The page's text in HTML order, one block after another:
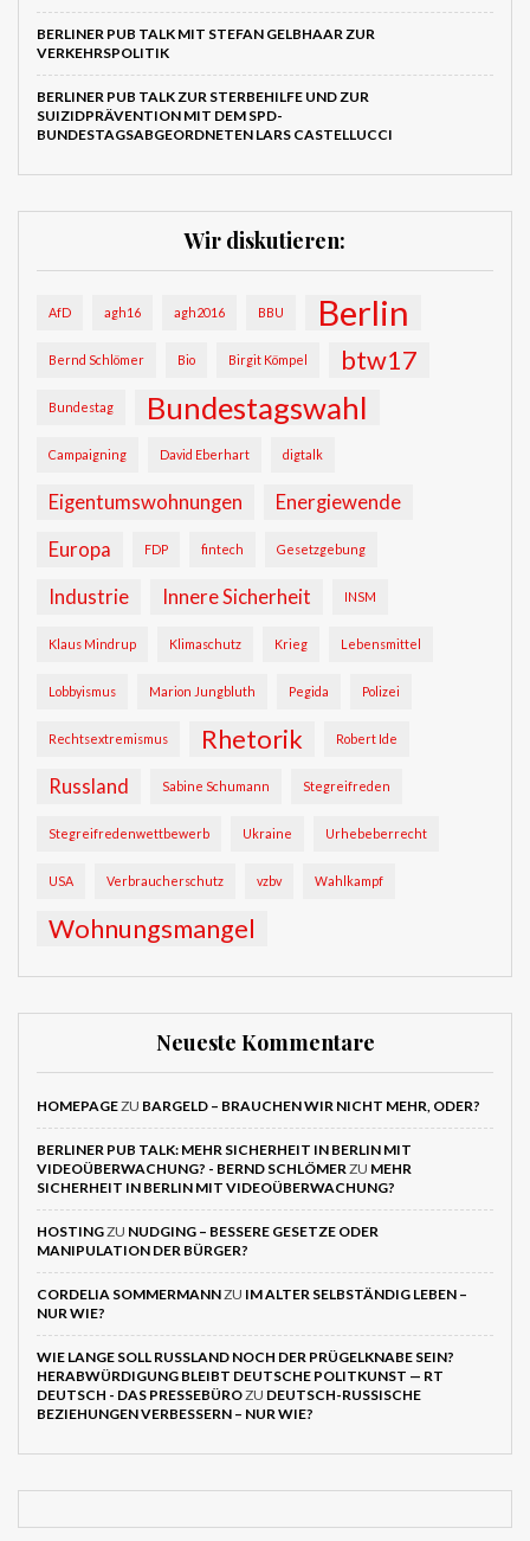
BERLINER PUB TALK MIT STEFAN GELBHAAR ZUR
VERKEHRSPOLITIK
BERLINER PUB TALK ZUR STERBEHILFE UND ZUR
SUIZIDPRÄVENTION MIT DEM SPD-
BUNDESTAGSABGEORDNETEN LARS CASTELLUCCI
Wir diskutieren:
AfD agh16 agh2016 BBU Berlin
Bernd Schlömer Bio Birgit Kömpel btw17
Bundestag Bundestagswahl
Campaigning David Eberhart digtalk
Eigentumswohnungen
Energiewende
Europa
FDP fintech Gesetzgebung
Industrie Innere Sicherheit INSM
Klaus Mindrup Klimaschutz Krieg Lebensmittel
Lobbyismus Marion Jungbluth Pegida Polizei
Rechtsextremismus Rhetorik Robert Ide
Russland Sabine Schumann Stegreifreden
Stegreifredenwettbewerb Ukraine Urhebeberrecht
USA Verbraucherschutz vzbv Wahlkampf
Wohnungsmangel
Neueste Kommentare
HOMEPAGEZU BARGELD – BRAUCHEN WIR NICHT MEHR, ODER?
BERLINER PUB TALK: MEHR SICHERHEIT IN BERLIN MIT
VIDEOÜBERWACHUNG? - BERND SCHLÖMER ZU MEHR
SICHERHEIT IN BERLIN MIT VIDEOÜBERWACHUNG?
HOSTINGZU NUDGING – BESSERE GESETZE ODER
MANIPULATION DER BÜRGER?
CORDELIA SOMMERMANNZU IM ALTER SELBSTÄNDIG LEBEN –
NUR WIE?
WIE LANGE SOLL RUSSLAND NOCH DER PRÜGELKNABE SEIN?
HERABWÜRDIGUNG BLEIBT DEUTSCHE POLITKUNST — RT
DEUTSCH - DAS PRESSEBÜROZU DEUTSCH-RUSSISCHE
BEZIEHUNGEN VERBESSERN – NUR WIE?